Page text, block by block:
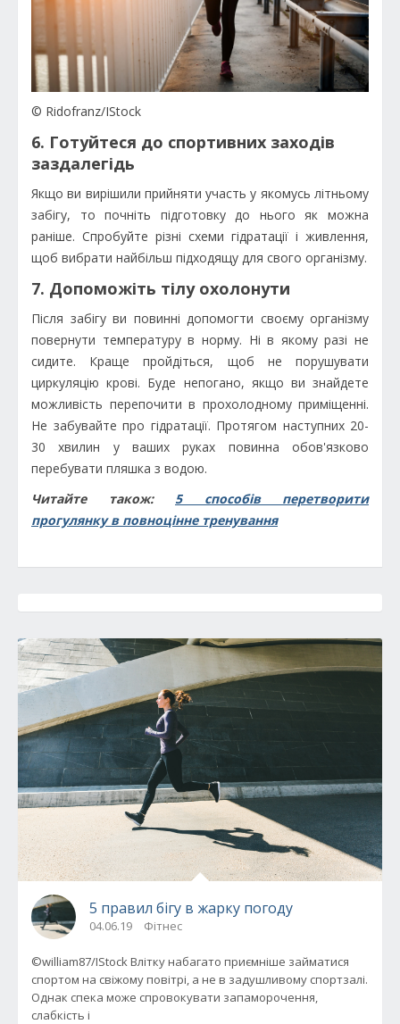
© Ridofranz/IStock
6. Готуйтеся до спортивних заходів
заздалегідь
Якщо ви вирішили прийняти участь у якомусь літньому
забігу, то почніть підготовку до нього як можна
раніше. Спробуйте різні схеми гідратації і живлення,
щоб вибрати найбільш підходящу для свого організму.
7. Допоможіть тілу охолонути
Після забігу ви повинні допомогти своєму організму
повернути температуру в норму. Ні в якому разі не
сидите. Краще пройдіться, щоб не порушувати
циркуляцію крові. Буде непогано, якщо ви знайдете
можливість перепочити в прохолодному приміщенні.
Не забувайте про гідратації. Протягом наступних 20-
30 хвилин у ваших руках повинна обов'язково
перебувати пляшка з водою.
Читайте також: 5 способів перетворити
прогулянку в повноцінне тренування
5 правил бігу в жарку погоду
04.06.19 Фітнес
©william87/IStock Влітку набагато приємніше займатися
спортом на свіжому повітрі, а не в задушливому спортзалі.
Однак спека може спровокувати запаморочення,
слабкість і